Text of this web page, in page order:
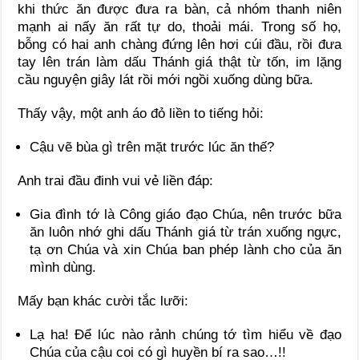
khi thức ăn được đưa ra bàn, cả nhóm thanh niên
mạnh ai nấy ăn rất tự do, thoải mái. Trong số họ,
bỗng có hai anh chàng đứng lên hơi cúi đầu, rồi đưa
tay lên trán làm dấu Thánh giá thật từ tốn, im lặng
cầu nguyện giây lát rồi mới ngồi xuống dùng bữa.
Thấy vậy, một anh áo đỏ liền to tiếng hỏi:
Cậu vẽ bùa gì trên mặt trước lúc ăn thế?
Anh trai đầu đinh vui vẻ liền đáp:
Gia đình tớ là Công giáo đạo Chúa, nên trước bữa
ăn luôn nhớ ghi dấu Thánh giá từ trán xuống ngực,
tạ ơn Chúa và xin Chúa ban phép lành cho của ăn
mình dùng.
Mấy bạn khác cười tắc lưỡi:
Lạ ha! Để lúc nào rảnh chúng tớ tìm hiểu về đạo
Chúa của cậu coi có gì huyền bí ra sao…!!